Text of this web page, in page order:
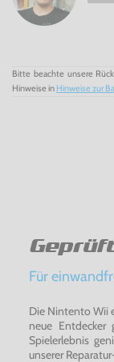
Liste der Spiele:
Blue’s
Crossed
King of
King of
Kizuna
Metal
Metal
Ninja
Puzzled
Bitte beachte unsere
Hinweise in Hinweise zur
Für
Die Nintento Wii
neue Entdecker
Spielerlebnis
unserer